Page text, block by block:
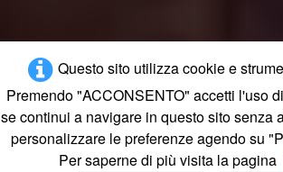
Questo sito utilizza cookie e
Premendo "ACCONSENTO" accetti l'uso
se continui a navigare in questo sito senza
personalizzare le preferenze agendo su
Per saperne di più visita la pagina